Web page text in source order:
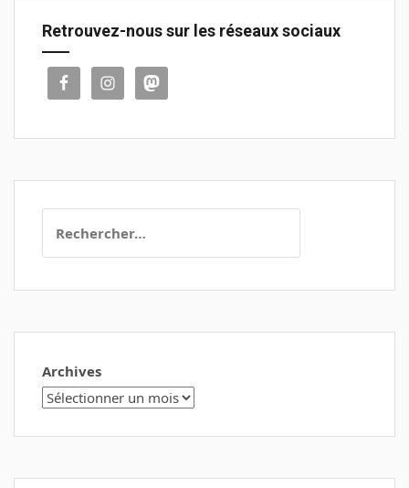
Retrouvez-nous sur les réseaux sociaux
Archives